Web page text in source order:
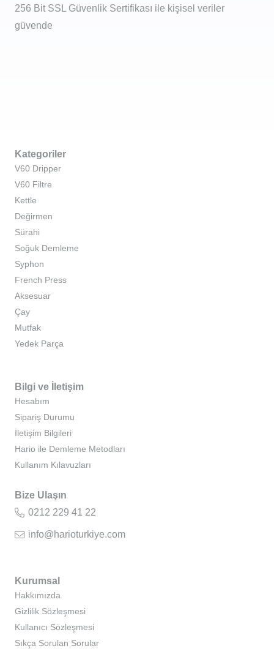
256 Bit SSL Güvenlik Sertifikası ile kişisel veriler
güvende
Kategoriler
V60 Dripper
V60 Filtre
Kettle
Değirmen
Sürahi
Soğuk Demleme
Syphon
French Press
Aksesuar
Çay
Mutfak
Yedek Parça
Bilgi ve İletişim
Hesabım
Sipariş Durumu
İletişim Bilgileri
Hario ile Demleme Metodları
Kullanım Kılavuzları
Bize Ulaşın
0212 229 41 22
info@harioturkiye.com
Kurumsal
Hakkımızda
Gizlilik Sözleşmesi
Kullanıcı Sözleşmesi
Sıkça Sorulan Sorular